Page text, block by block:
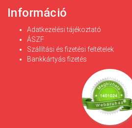
Információ
Adatkezelési tájékoztató
ÁSZF
Szállítási és fizetési feltételek
Bankkártyás fizetés